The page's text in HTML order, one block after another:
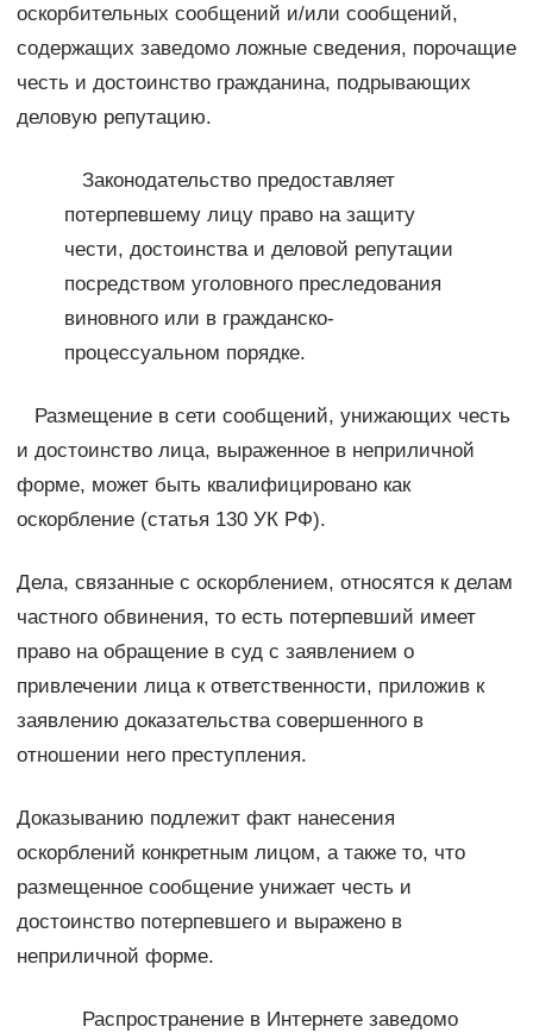
оскорбительных сообщений и/или сообщений,
содержащих заведомо ложные сведения, порочащие
честь и достоинство гражданина, подрывающих
деловую репутацию.
Законодательство предоставляет
потерпевшему лицу право на защиту
чести, достоинства и деловой репутации
посредством уголовного преследования
виновного или в гражданско-
процессуальном порядке.
Размещение в сети сообщений, унижающих честь
и достоинство лица, выраженное в неприличной
форме, может быть квалифицировано как
оскорбление (статья 130 УК РФ).
Дела, связанные с оскорблением, относятся к делам
частного обвинения, то есть потерпевший имеет
право на обращение в суд с заявлением о
привлечении лица к ответственности, приложив к
заявлению доказательства совершенного в
отношении него преступления.
Доказыванию подлежит факт нанесения
оскорблений конкретным лицом, а также то, что
размещенное сообщение унижает честь и
достоинство потерпевшего и выражено в
неприличной форме.
Распространение в Интернете заведомо